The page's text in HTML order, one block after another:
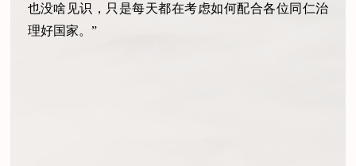
也没啥见识，只是每天都在考虑如何配合各位同仁治
理好国家。”